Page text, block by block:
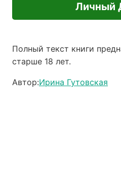
Личный
Полный текст книги
старше 18 лет.
Автор:Ирина Гутовская